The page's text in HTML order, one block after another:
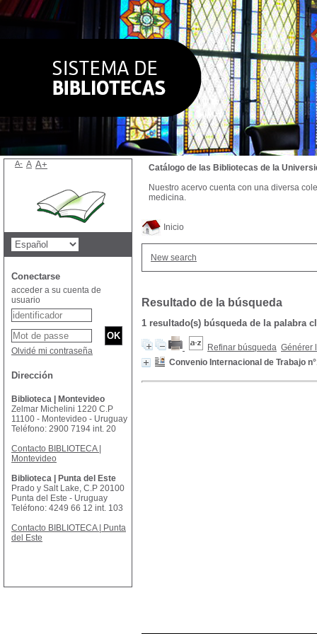
Inicio
New search
Resultado de la búsqueda
1 resultado(s) búsqueda de la palabra
Refinar búsqueda Générer
Convenio Internacional de Trabajo
Catálogo de las Bibliotecas de la
Nuestro acervo cuenta con una diversa
medicina.
A- A A+
Conectarse
acceder a su cuenta de
usuario
Olvidé mi contraseña
Dirección
Biblioteca | Montevideo
Zelmar Michelini 1220 C.P
11100 - Montevideo - Uruguay
Teléfono: 2900 7194 int. 20
Contacto BIBLIOTECA |
Montevideo
Biblioteca | Punta del Este
Prado y Salt Lake, C.P 20100
Punta del Este - Uruguay
Teléfono: 4249 66 12 int. 103
Contacto BIBLIOTECA | Punta
del Este